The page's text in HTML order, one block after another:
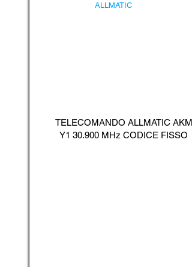
ALLMATIC
TELECOMANDO ALLMATIC AKM
Y1 30.900 MHz CODICE FISSO